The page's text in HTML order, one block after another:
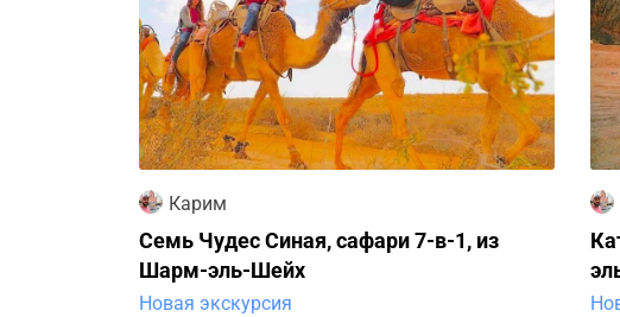
Карим
Семь Чудес Синая, сафари 7-в-1, из
Шарм-эль-Шейх
Новая экскурсия